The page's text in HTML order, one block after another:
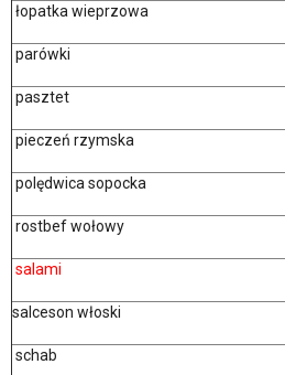
łopatka wieprzowa
parówki
pasztet
pieczeń rzymska
polędwica sopocka
rostbef wołowy
salami
salceson włoski
schab